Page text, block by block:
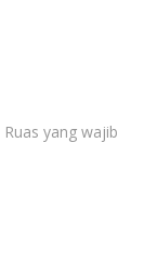
Ruas yang wajib